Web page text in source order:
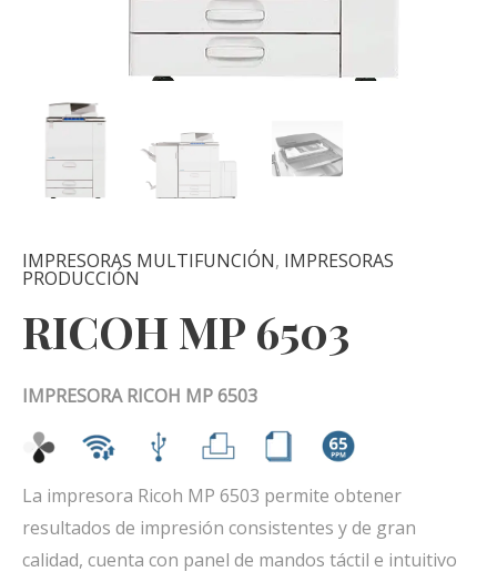
IMPRESORAS MULTIFUNCIÓN, IMPRESORAS
PRODUCCIÓN
RICOH MP 6503
IMPRESORA RICOH MP 6503
La impresora Ricoh MP 6503 permite obtener
resultados de impresión consistentes y de gran
calidad, cuenta con panel de mandos táctil e intuitivo